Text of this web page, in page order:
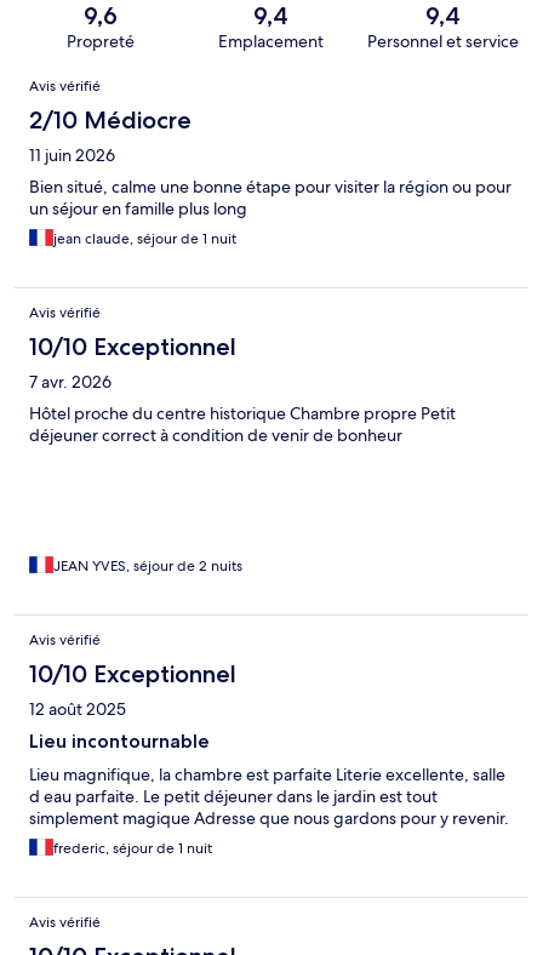
9,6
Propreté
9,4
Emplacement
9,4
Personnel et service
Avis
Avis vérifié
2/10 Médiocre
11 juin 2026
Bien situé, calme une bonne étape pour visiter la région ou pour
un séjour en famille plus long
jean claude, séjour de 1 nuit
Avis vérifié
10/10 Exceptionnel
7 avr. 2026
Hôtel proche du centre historique Chambre propre Petit
déjeuner correct à condition de venir de bonheur
JEAN YVES, séjour de 2 nuits
Avis vérifié
10/10 Exceptionnel
12 août 2025
Lieu incontournable
Lieu magnifique, la chambre est parfaite Literie excellente, salle
d eau parfaite. Le petit déjeuner dans le jardin est tout
simplement magique Adresse que nous gardons pour y revenir.
frederic, séjour de 1 nuit
Avis vérifié